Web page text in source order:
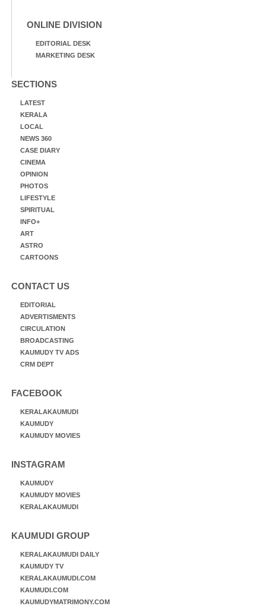
ONLINE DIVISION
EDITORIAL DESK
MARKETING DESK
SECTIONS
LATEST
KERALA
LOCAL
NEWS 360
CASE DIARY
CINEMA
OPINION
PHOTOS
LIFESTYLE
SPIRITUAL
INFO+
ART
ASTRO
CARTOONS
CONTACT US
EDITORIAL
ADVERTISMENTS
CIRCULATION
BROADCASTING
KAUMUDY TV ADS
CRM DEPT
FACEBOOK
KERALAKAUMUDI
KAUMUDY
KAUMUDY MOVIES
INSTAGRAM
KAUMUDY
KAUMUDY MOVIES
KERALAKAUMUDI
KAUMUDI GROUP
KERALAKAUMUDI DAILY
KAUMUDY TV
KERALAKAUMUDI.COM
KAUMUDI.COM
KAUMUDYMATRIMONY.COM